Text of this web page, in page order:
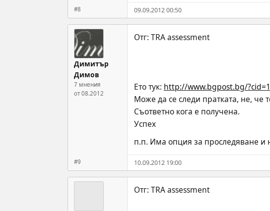
#8 09.09.2012 00:50
Димитър
Димов
7 мнения
от 08.2012
#9
Ето тук: http://www.bgpost.bg/
Може да се следи пратката, не,
Съответно кога е получена.
Успех
п.п. Има опция за проследяване
10.09.2012 19:00